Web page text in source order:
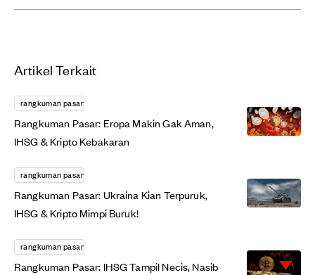
Artikel Terkait
rangkuman pasar
Rangkuman Pasar: Eropa Makin Gak Aman,
IHSG & Kripto Kebakaran
rangkuman pasar
Rangkuman Pasar: Ukraina Kian Terpuruk,
IHSG & Kripto Mimpi Buruk!
rangkuman pasar
Rangkuman Pasar: IHSG Tampil Necis, Nasib